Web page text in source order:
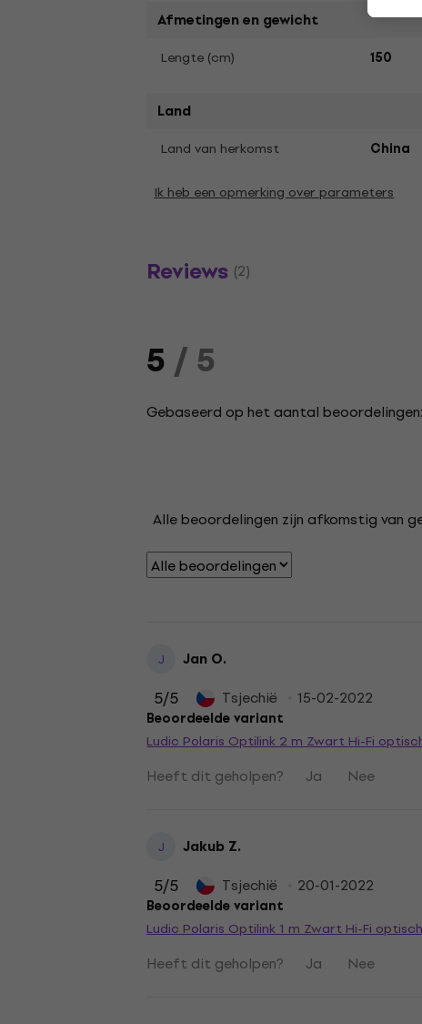
Afmetingen en gewicht
Lengte (cm) 150
Land
Land van herkomst China
Ik heb een opmerking over parameters
Reviews (2)
5/ 5
Gebaseerd op het aantal
Alle beoordelingen zijn afkomstig van
J Jan O.
5/5 Tsjechië 15-02-2022
Beoordeelde variant
Ludic Polaris Optilink 2 m Zwart Hi-Fi
Heeft dit geholpen? Ja Nee
J Jakub Z.
5/5 Tsjechië 20-01-2022
Beoordeelde variant
Ludic Polaris Optilink 1 m Zwart Hi-Fi
Heeft dit geholpen? Ja Nee